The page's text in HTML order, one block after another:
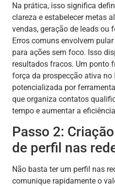
Na prática, isso significa
clareza e estabelecer metas
vendas, geração de leads ou
Erros comuns envolvem
para ações sem foco. Isso
resultados fracos. Um ponto
força da prospecção ativa no
potencializada por
que organiza contatos
tempo e aumentar a
Passo 2:
de perfil nas
Não basta ter um perfil nas
comunique rapidamente o